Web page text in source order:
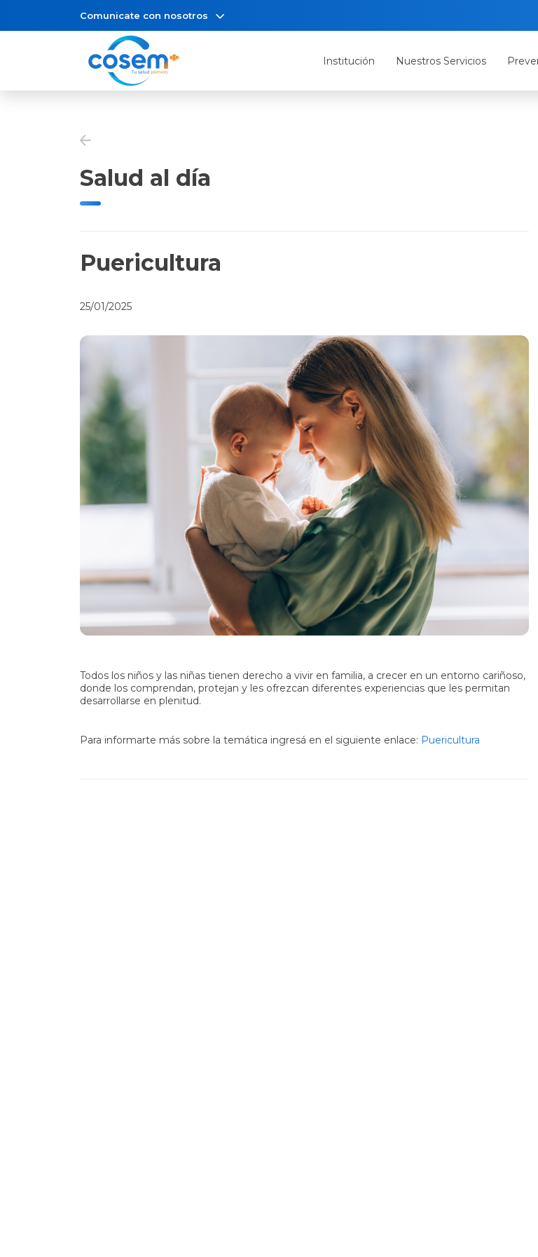
Comunicate con nosotros
Institución Nuestros Servicios
Salud al día
Puericultura
25/01/2025
Todos los niños y las niñas tienen derecho a vivir en familia, a crecer en un entorno cariñoso,
donde los comprendan, protejan y les ofrezcan diferentes experiencias que les permitan
desarrollarse en plenitud.
Para informarte más sobre la temática ingresá en el siguiente enlace: Puericultura